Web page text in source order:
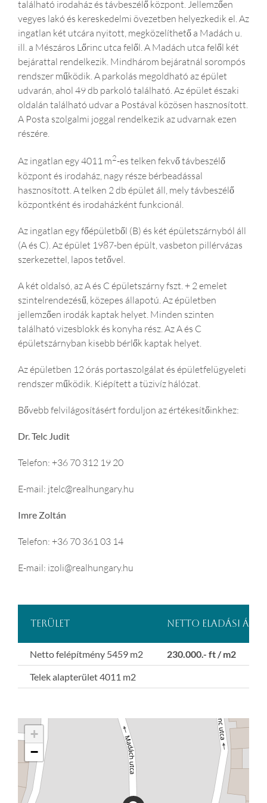
található irodaház és távbeszélő központ. Jellemzően
vegyes lakó és kereskedelmi övezetben helyezkedik el. Az
ingatlan két utcára nyitott, megközelíthető a Madách u.
ill. a Mészáros Lőrinc utca felől. A Madách utca felől két
bejárattal rendelkezik. Mindhárom bejáratnál sorompós
rendszer működik. A parkolás megoldható az épület
udvarán, ahol 49 db parkoló található. Az épület északi
oldalán található udvar a Postával közösen hasznosított.
A Posta szolgalmi joggal rendelkezik az udvarnak ezen
részére.
Az ingatlan egy 4011 m2-es telken fekvő távbeszélő
központ és irodaház, nagy része bérbeadással
hasznosított. A telken 2 db épület áll, mely távbeszélő
központként és irodaházként funkcionál.
Az ingatlan egy főépületből (B) és két épületszárnyból áll
(A és C). Az épület 1987-ben épült, vasbeton pillérvázas
szerkezettel, lapos tetővel.
A két oldalsó, az A és C épületszárny fszt. + 2 emelet
szintelrendezésű, közepes állapotú. Az épületben
jellemzően irodák kaptak helyet. Minden szinten
található vizesblokk és konyha rész. Az A és C
épületszárnyban kisebb bérlők kaptak helyet.
Az épületben 12 órás portaszolgálat és épületfelügyeleti
rendszer működik. Kiépített a tüzivíz hálózat.
Bővebb felvilágosításért forduljon az értékesítőinkhez:
Dr. Telc Judit
Telefon: +36 70 312 19 20
E-mail: jtelc@realhungary.hu
Imre Zoltán
Telefon: +36 70 361 03 14
E-mail: izoli@realhungary.hu
Terület Netto eladási ár
Netto felépítmény 5459 m2
230.000.- ft / m2
Telek alapterület 4011 m2
+
−